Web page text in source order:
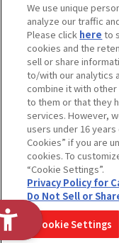
採用情報
サステナビリティ
お問い合わせ
ウェブサイトご利用条件
個人情報及び特定個人情
Do Not Sell or Share My
カスタマーハラスメント
We use unique
analyze our traffic
Please click here to
cookies and the
sell or share
to/with our analytics
combine it with
to them or that they
services. However,
users under 16
Cookies” if you are
cookies. To
“Cookie Settings”.
Privacy Policy for
Do Not Sell or
Cookie Settings